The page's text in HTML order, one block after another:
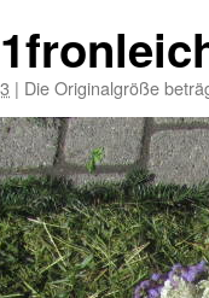
| Die Originalgröße